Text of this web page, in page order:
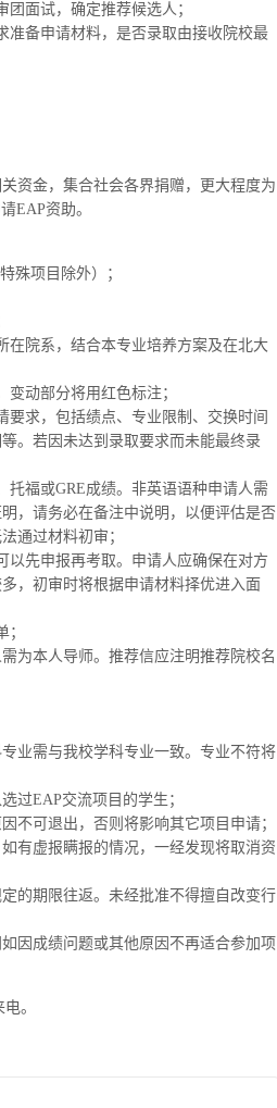
面试，确定推荐候选人；
准备申请材料，是否录取由接收院校最
资金，集合社会各界捐赠，更大程度为
EAP资助。
殊项目除外）；
在院系，结合本专业培养方案及在北大
动部分将用红色标注；
求，包括绩点、专业限制、交换时间
。若因未达到录取要求而未能最终录
福或GRE成绩。非英语语种申请人需
，请务必在备注中说明，以便评估是否
通过材料初审；
以先申报再考取。申请人应确保在对方
，初审时将根据申请材料择优进入面
为本人导师。推荐信应注明推荐院校名
业需与我校学科专业一致。专业不符将
过EAP交流项目的学生；
不可退出，否则将影响其它项目申请；
有虚报瞒报的情况，一经发现将取消资
的期限往返。未经批准不得擅自改变行
因成绩问题或其他原因不再适合参加项
。